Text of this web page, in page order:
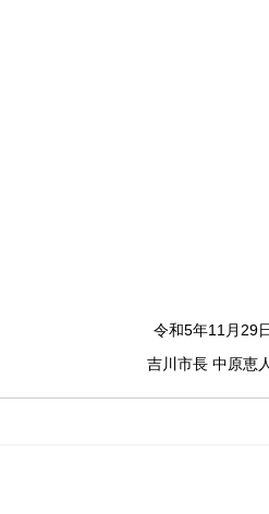
令和5年11月29
吉川市長 中原恵人